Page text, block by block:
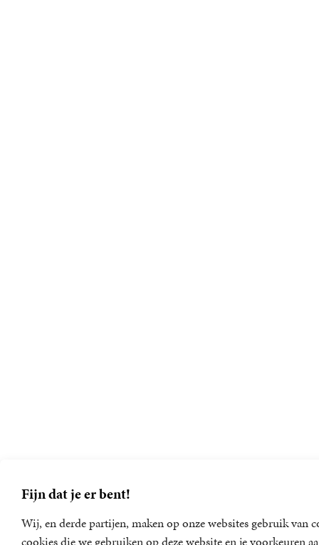
Fijn dat je er bent!
Wij, en derde partijen, maken op onze websites gebruik van
cookies die we gebruiken op deze website en je voorkeuren